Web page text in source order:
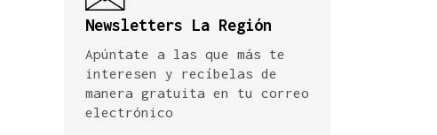
Newsletters La Región
Apúntate a las que más te
interesen y recíbelas de
manera gratuita en tu correo
electrónico